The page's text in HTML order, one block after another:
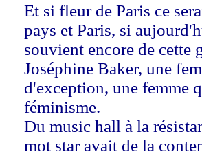
Et si fleur de Paris ce
pays et Paris, si
souvient encore de cette
Joséphine Baker, une
d'exception, une femme
féminisme.
Du music hall à la
mot star avait de la